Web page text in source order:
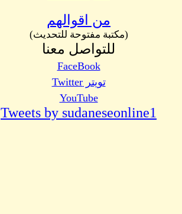
من اقوالهم
(مكتبة مفتوحة للتحديث)
للتواصل معنا
FaceBook
تويتر Twitter
YouTube
Tweets by sudaneseonline1